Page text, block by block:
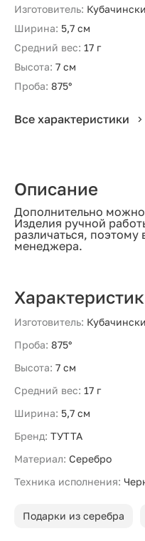
Изготовитель:
Ширина: 5,7 см
Средний вес: 17 г
Высота: 7 см
Проба: 875°
Все характеристики
Описание
Дополнительно
Изделия ручной
различаться, поэтому
менеджера.
Изготовитель:
Проба: 875°
Высота: 7 см
Средний вес: 17 г
Ширина: 5,7 см
Бренд: ТУТТА
Материал: Серебро
Техника исполнения:
Подарки из серебра